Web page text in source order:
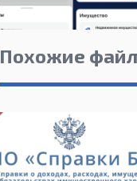
Похожие